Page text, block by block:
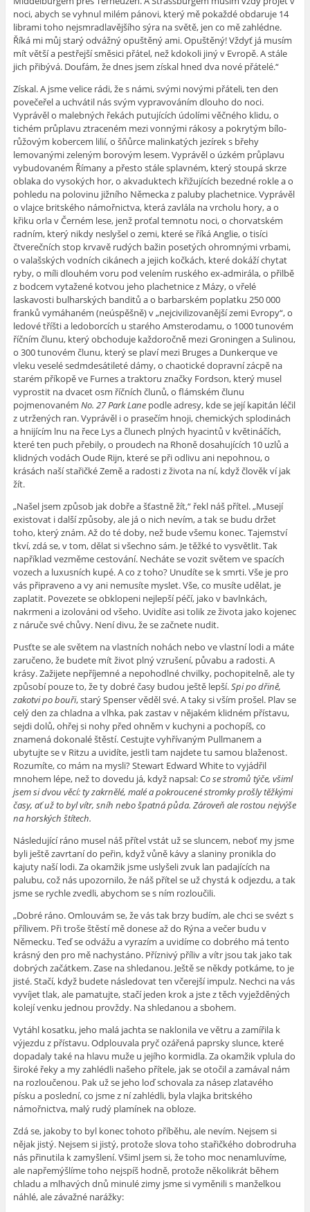
noci, abych se vyhnul milém pánovi, který mě pokaždé obdaruje 14
librami toho nejsmradlavějšího sýra na světě, jen co mě zahlédne.
Říká mi můjstarýodvážný opuštěný ami. Opuštěný! Vždyť já musím
mít větší a pestřejší směsici přátel, než kdokoli jiný v Evropě. A stále
jich přibývá. Doufám, že dnes jsem získal hned dva nové přátelé.“
Získal. A jsme velice rádi, že s námi, svými novými přáteli, ten den
povečeřel a uchvátil nás svým vypravováním dlouho do noci.
Vyprávěl o malebných řekách putujících údolími věčného klidu, o
tichém průplavu ztraceném mezi vonnými rákosy a pokrytým bílo-
růžovým kobercem lilií, o šňůrce malinkatých jezírek s břehy
lemovanými zeleným borovým lesem. Vyprávěl o úzkém průplavu
vybudovaném Římany a přesto stále splavném, který stoupá skrze
oblaka do vysokých hor, o akvaduktech křižujících bezedné rokle a o
pohledu na polovinu jižního Německa z paluby plachetnice. Vyprávěl
o vlajce britského námořnictva, která zavlála na vrcholu hory, a o
křiku orla v Černém lese, jenž proťal temnotu noci, o chorvatském
radním, který nikdy neslyšel o zemi, které se říká Anglie, o tisíci
čtverečních stop krvavě rudých bažin posetých ohromnými vrbami,
o valašských vodních cikánech a jejich kočkách, které dokáží chytat
ryby, o míli dlouhém voru pod velením ruského ex-admirála, o přilbě
z bodcem vytažené kotvou jeho plachetnice z Mázy, o vřelé
laskavosti bulharských banditů a o barbarském poplatku 250 000
franků vymáhaném (neúspěšně) v „nejcivilizovanější zemi Evropy“, o
ledové tříšti a ledoborcích u starého Amsterodamu, o 1000 tunovém
říčním člunu, který obchoduje každoročně mezi Groningen a Sulinou,
o 300 tunovém člunu, který se plaví mezi Bruges a Dunkerque ve
vleku veselé sedmdesátileté dámy, o chaotické dopravní zácpě na
starém příkopě ve Furnes a traktoru značky Fordson, který musel
vyprostit na dvacet osm říčních člunů, o flámském člunu
pojmenovaném No. 27 Park Lanepodle adresy, kde se její kapitán léčil
z utržených ran. Vyprávěl i o prasečím hnoji, chemických splodinách
a hnijícím lnu na řece Lys a člunech plných hyacintů v květináčích,
které ten puch přebily, o proudech na Rhoně dosahujících 10 uzlů a
klidných vodách Oude Rijn, které se při odlivu ani nepohnou, o
krásách naší stařičké Země a radosti z života na ní, když člověk ví jak
žít.
„Našel jsem způsob jak dobře a šťastně žít,“ řekl náš přítel. „Musejí
existovat i další způsoby, ale já o nich nevím, a tak se budu držet
toho, který znám. Až do té doby, než bude všemu konec. Tajemství
tkví, zdá se, v tom, dělat si všechno sám. Je těžké to vysvětlit. Tak
například vezměme cestování. Necháte se vozit světem ve spacích
vozech a luxusních kupé. A co z toho? Unudíte se k smrti. Vše je pro
vás připraveno a vy ani nemusíte myslet. Vše, co musíte udělat, je
zaplatit. Povezete se obklopeni nejlepší péčí, jako v bavlnkách,
nakrmeni a izolováni od všeho. Uvidíte asi tolik ze života jako kojenec
z náruče své chůvy. Není divu, že se začnete nudit.
Pusťte se ale světem na vlastních nohách nebo ve vlastní lodi a máte
zaručeno, že budete mít život plný vzrušení, půvabu a radosti. A
krásy. Zažijete nepříjemné a nepohodlné chvilky, pochopitelně, ale ty
způsobí pouze to, že ty dobré časy budou ještě lepší.Spi po dřině,
zakotvi po bouři, starý Spenser věděl své. A taky si vším prošel. Plav se
celý den za chladna a vlhka, pak zastav v nějakém klidném přístavu,
sejdi dolů, ohřej si nohy před ohněm v kuchyni a pochopíš, co
znamená dokonalé štěstí. Cestujte vyhřívaným Pullmanem a
ubytujte se v Ritzu a uvidíte, jestli tam najdete tu samou blaženost.
Rozumíte, co mám na mysli? Stewart Edward White to vyjádřil
mnohem lépe, než to dovedu já, když napsal: Co se stromů týče, všiml
jsem si dvou věcí: ty zakrnělé, malé a pokroucené stromky prošly těžkými
časy, ať už to byl vítr, sníh nebo špatná půda. Zároveň ale rostou nejvýše
na horských štítech.
Následující ráno musel náš přítel vstát už se sluncem, neboť my jsme
byli ještě zavrtaní do peřin, když vůně kávy a slaniny pronikla do
kajuty naší lodi. Za okamžik jsme uslyšeli zvuk lan padajících na
palubu, což nás upozornilo, že náš přítel se už chystá k odjezdu, a tak
jsme se rychle zvedli, abychom se s ním rozloučili.
„Dobré ráno. Omlouvám se, že vás tak brzy budím, ale chci se svézt s
přílivem. Při troše štěstí mě donese až do Rýna a večer budu v
Německu. Teď se odvážu a vyrazím a uvidíme co dobrého má tento
krásný den pro mě nachystáno. Příznivý příliv a vítr jsou tak jako tak
dobrých začátkem. Zase na shledanou. Ještě se někdy potkáme, to je
jisté. Stačí, když budete následovat ten včerejší impulz. Nechci na vás
vyvíjet tlak, ale pamatujte, stačí jeden krok a jste z těch vyježděných
kolejí venku jednou provždy. Na shledanou a sbohem.
Vytáhl kosatku, jeho malá jachta se naklonila ve větru a zamířila k
výjezdu z přístavu. Odplouvala pryč ozářená paprsky slunce, které
dopadaly také na hlavu muže u jejího kormidla. Za okamžik vplula do
široké řeky a my zahlédli našeho přítele, jak se otočil a zamával nám
na rozloučenou. Pak už se jeho loď schovala za násep zlatavého
písku a poslední, co jsme z ní zahlédli, byla vlajka britského
námořnictva, malý rudý plamínek na obloze.
Zdá se, jakoby to byl konec tohoto příběhu, ale nevím. Nejsem si
nějak jistý. Nejsem si jistý, protože slova toho stařičkého dobrodruha
nás přinutila k zamyšlení. Všiml jsem si, že toho moc nenamluvíme,
ale napřemýšlíme toho nejspíš hodně, protože několikrát během
chladu a mlhavých dnů minulé zimy jsme si vyměnili s manželkou
náhlé, ale závažné narážky: